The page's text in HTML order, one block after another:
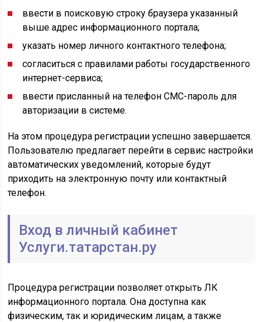
ввести в поисковую строку браузера указанный
выше адрес информационного портала;
указать номер личного контактного телефона;
согласиться с правилами работы государственного
интернет-сервиса;
ввести присланный на телефон СМС-пароль для
авторизации в системе.
На этом процедура регистрации успешно завершается.
Пользователю предлагает перейти в сервис настройки
автоматических уведомлений, которые будут
приходить на электронную почту или контактный
телефон.
Вход в личный кабинет
Услуги.татарстан.ру
Процедура регистрации позволяет открыть ЛК
информационного портала. Она доступна как
физическим, так и юридическим лицам, а также